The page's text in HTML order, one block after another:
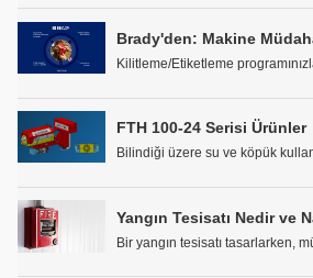
Kilitleme/Etiketleme
FTH 100-24 Serisi Ürünler
Bilindiği üzere su ve köpük
Yangın Tesisatı Nedir ve
Bir yangın tesisatı tasarlarken,